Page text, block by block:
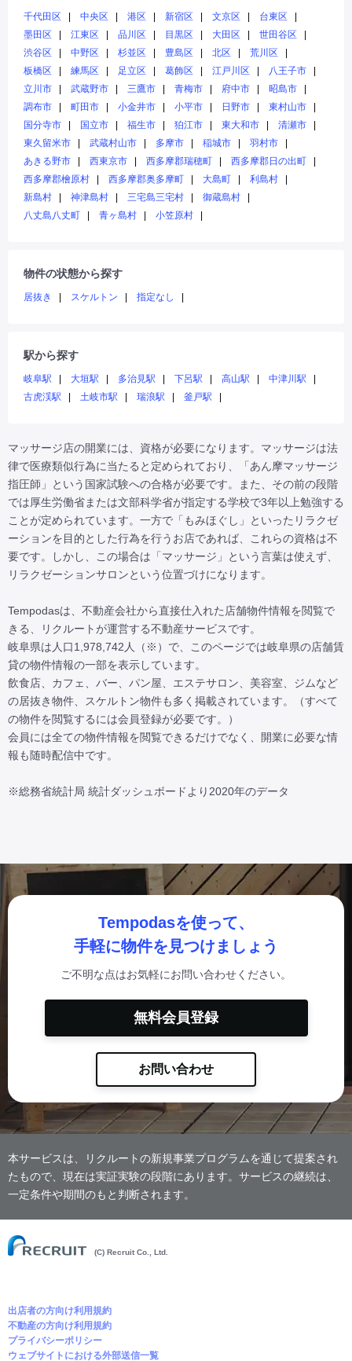
千代田区 中央区 港区 新宿区 文京区
台東区
墨田区
江東区 品川区 目黒区 大田区
世田谷区
渋谷区
中野区 杉並区 豊島区 北区
荒川区
板橋区
練馬区 足立区 葛飾区 江戸川区
八王子市
立川市
武蔵野市 三鷹市 青梅市 府中市
昭島市
調布市
町田市 小金井市 小平市 日野市
東村山市
国分寺市
国立市 福生市 狛江市 東大和市
清瀬市
東久留米市
武蔵村山市 多摩市 稲城市
羽村市
あきる野市
西東京市 西多摩郡瑞穂町
西多摩郡日の出町
西多摩郡檜原村
西多摩郡奥多摩町 大島町
利島村
新島村
神津島村 三宅島三宅村
御蔵島村
八丈島八丈町
青ヶ島村 小笠原村
物件の状態から探す
居抜き スケルトン 指定なし
駅から探す
岐阜駅 大垣駅 多治見駅 下呂駅 高山駅
中津川駅
古虎渓駅
土岐市駅 瑞浪駅 釜戸駅
マッサージ店の開業には、資格が必要になります。マッサージは法
律で医療類似行為に当たると定められており、「あん摩マッサージ
指圧師」という国家試験への合格が必要です。また、その前の段階
では厚生労働省または文部科学省が指定する学校で3年以上勉強する
ことが定められています。一方で「もみほぐし」といったリラクゼ
ーションを目的とした行為を行うお店であれば、これらの資格は不
要です。しかし、この場合は「マッサージ」という言葉は使えず、
リラクゼーションサロンという位置づけになります。
Tempodasは、不動産会社から直接仕入れた店舗物件情報を閲覧で
きる、リクルートが運営する不動産サービスです。
岐阜県は人口1,978,742人（※）で、このページでは岐阜県の店舗賃
貸の物件情報の一部を表示しています。
飲食店、カフェ、バー、パン屋、エステサロン、美容室、ジムなど
の居抜き物件、スケルトン物件も多く掲載されています。（すべて
の物件を閲覧するには会員登録が必要です。）
会員には全ての物件情報を閲覧できるだけでなく、開業に必要な情
報も随時配信中です。
※総務省統計局 統計ダッシュボードより2020年のデータ
Tempodasを使って、
手軽に物件を見つけましょう
ご不明な点はお気軽にお問い合わせください。
無料会員登録
お問い合わせ
本サービスは、リクルートの新規事業プログラムを通じて提案され
たもので、現在は実証実験の段階にあります。サービスの継続は、
一定条件や期間のもと判断されます。
(C) Recruit Co., Ltd.
出店者の方向け利用規約
不動産の方向け利用規約
プライバシーポリシー
ウェブサイトにおける外部送信一覧